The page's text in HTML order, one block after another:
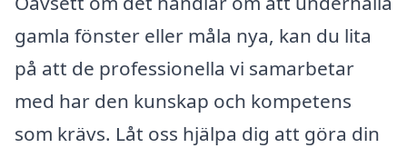
gamla fönster eller måla nya, kan du lita
på att de professionella vi samarbetar
med har den kunskap och kompetens
som krävs. Låt oss hjälpa dig att göra din